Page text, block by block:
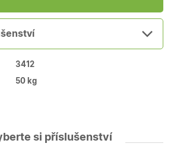
3412
50 kg
si příslušenství